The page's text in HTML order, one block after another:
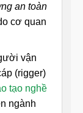
an toàn
cơ quan
vận
(rigger)
tạo nghề
ngành